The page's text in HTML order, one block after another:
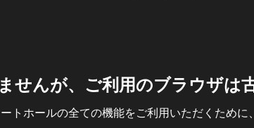
せんが、ご利用のブラウザは
トホールの全ての機能をご利用いただくために